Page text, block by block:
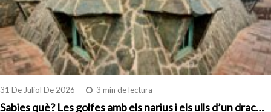
31 De Juliol De 2026 3 min de lectura
Sabies què? Les golfes amb els narius i els ulls d’un drac…